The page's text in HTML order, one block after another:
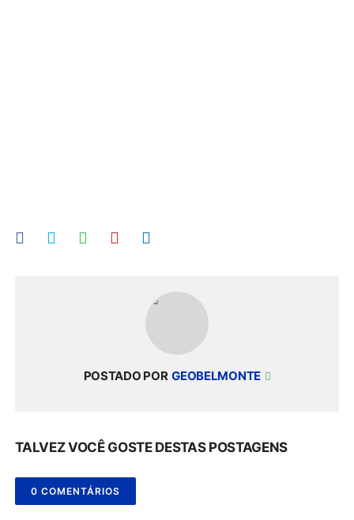
POSTADO POR GEOBELMONTE
TALVEZ VOCÊ GOSTE DESTAS POSTAGENS
0 COMENTÁRIOS